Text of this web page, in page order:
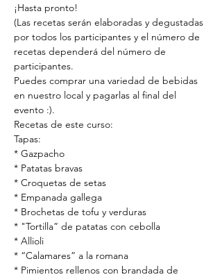
¡Hasta pronto!
(Las recetas serán elaboradas y degustadas
por todos los participantes y el número de
recetas dependerá del número de
participantes.
Puedes comprar una variedad de bebidas
en nuestro local y pagarlas al final del
evento :).
Recetas de este curso:
Tapas:
* Gazpacho
* Patatas bravas
* Croquetas de setas
* Empanada gallega
* Brochetas de tofu y verduras
* "Tortilla” de patatas con cebolla
* Allioli
* “Calamares” a la romana
* Pimientos rellenos con brandada de